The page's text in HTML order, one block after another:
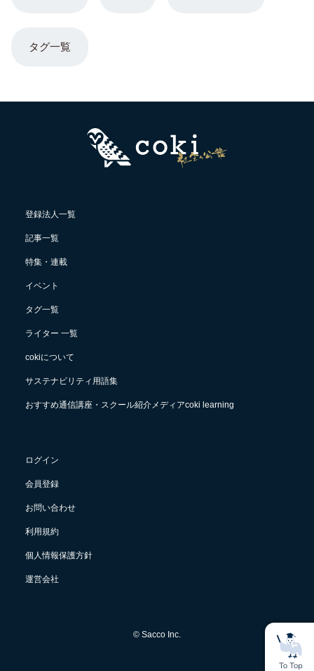
タグ一覧
登録法人一覧
記事一覧
特集・連載
イベント
タグ一覧
ライター 一覧
cokiについて
サステナビリティ用語集
おすすめ通信講座・スクール紹介メディアcoki learning
ログイン
会員登録
お問い合わせ
利用規約
個人情報保護方針
運営会社
© Sacco Inc.